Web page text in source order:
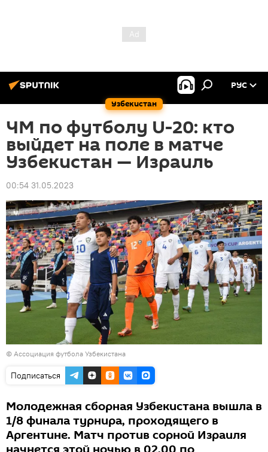
Узбекистан
РУС
ЧМ по футболу U-20: кто
выйдет на поле в матче
Узбекистан — Израиль
00:54 31.05.2023
© Ассоциация футбола Узбекистана
Подписаться
Молодежная сборная Узбекистана вышла в
1/8 финала турнира, проходящего в
Аргентине. Матч против сорной Израиля